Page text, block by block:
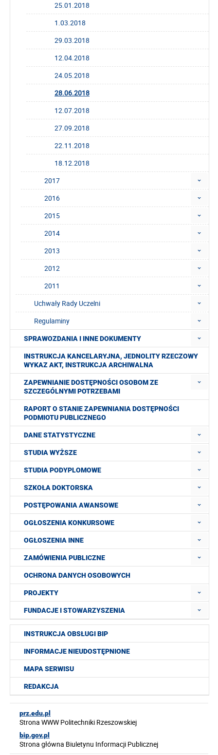
25.01.2018
1.03.2018
29.03.2018
12.04.2018
24.05.2018
28.06.2018
12.07.2018
27.09.2018
22.11.2018
18.12.2018
2017
2016
2015
2014
2013
2012
2011
Uchwały Rady Uczelni
Regulaminy
SPRAWOZDANIA I INNE DOKUMENTY
INSTRUKCJA KANCELARYJNA, JEDNOLITY RZECZOWY
WYKAZ AKT, INSTRUKCJA ARCHIWALNA
ZAPEWNIANIE DOSTĘPNOŚCI OSOBOM ZE
SZCZEGÓLNYMI POTRZEBAMI
RAPORT O STANIE ZAPEWNIANIA DOSTĘPNOŚCI
PODMIOTU PUBLICZNEGO
DANE STATYSTYCZNE
STUDIA WYŻSZE
STUDIA PODYPLOMOWE
SZKOŁA DOKTORSKA
POSTĘPOWANIA AWANSOWE
OGŁOSZENIA KONKURSOWE
OGŁOSZENIA INNE
ZAMÓWIENIA PUBLICZNE
OCHRONA DANYCH OSOBOWYCH
PROJEKTY
FUNDACJE I STOWARZYSZENIA
INSTRUKCJA OBSŁUGI BIP
INFORMACJE NIEUDOSTĘPNIONE
MAPA SERWISU
REDAKCJA
prz.edu.pl
Strona WWW Politechniki Rzeszowskiej
bip.gov.pl
Strona główna Biuletynu Informacji Publicznej